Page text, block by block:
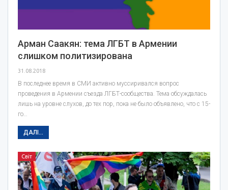
Арман Саакян: тема ЛГБТ в Армении
слишком политизирована
31.08.2018
В последнее время в СМИ активно муссиривался вопрос
проведения в Армении съезда ЛГБТ-сообщества. Тема обсуждалась
лишь на уровне слухов, до тех пор, пока не было объявлено, что с 15-
го…
ДАЛІ...
Світ